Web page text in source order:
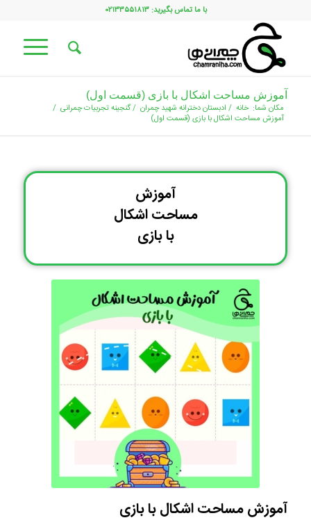
با ما تماس بگیرید: ۰۲۱۳۳۵۵۱۸۱۳
آموزش مساحت اشکال با بازی (قسمت اول)
مکان شما: خانه / ادبستان دخترانه شهید چمران /گنجینه تجربیات چمرانی /
آموزش مساحت اشکال با بازی (قسمت اول)
آموزش
مساحت اشکال
با بازی
آموزش مساحت اشکال با بازی